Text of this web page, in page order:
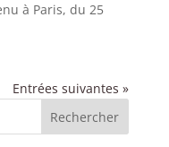
à Paris, du 25
Entrées suivantes »